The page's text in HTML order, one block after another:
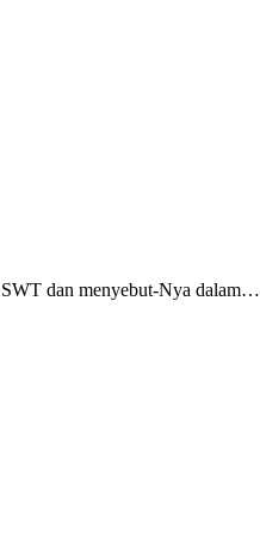
SWT dan menyebut-Nya dalam…